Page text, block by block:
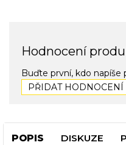
Hodnocení
Buďte první, kdo napíše
PŘIDAT HODNOCENÍ
POPIS DISKUZE